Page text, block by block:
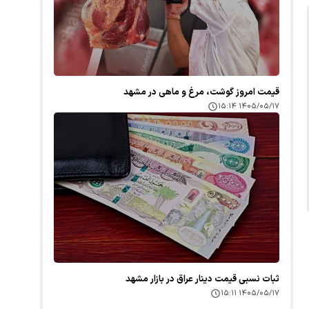
قیمت امروز گوشت، مرغ و ماهی در مشهد
۱۴۰۵/۰۵/۱۷ ۱۵:۱۴
ثبات نسبی قیمت دینار عراق در بازار مشهد
۱۴۰۵/۰۵/۱۷ ۱۵:۱۱